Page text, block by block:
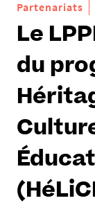
Partenariats
Le
du